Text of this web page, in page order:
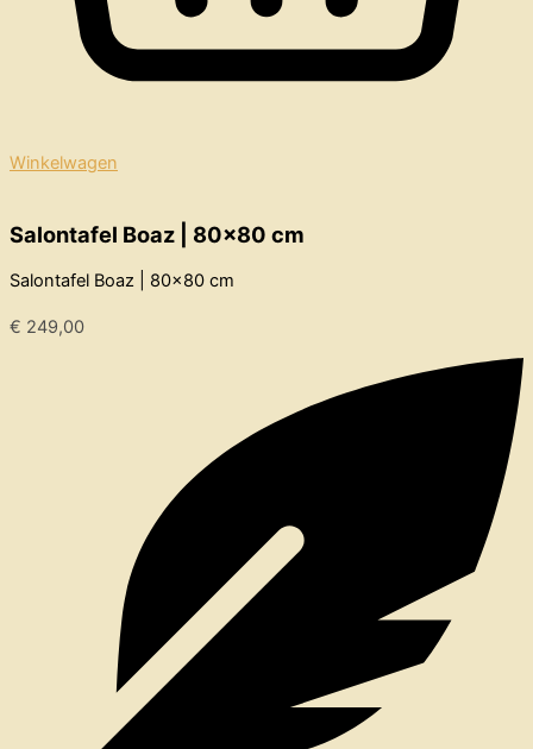
Winkelwagen
Salontafel Boaz | 80×80 cm
Salontafel Boaz | 80×80 cm
€ 249,00